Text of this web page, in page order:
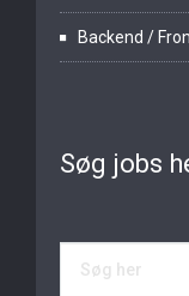
Backend /
Søg jobs